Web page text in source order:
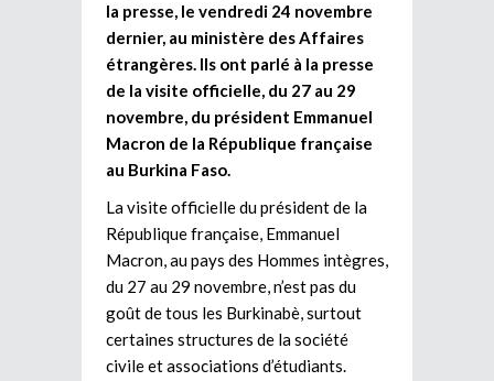
la presse, le vendredi 24 novembre
dernier, au ministère des Affaires
étrangères. Ils ont parlé à la presse
de la visite officielle, du 27 au 29
novembre, du président Emmanuel
Macron de la République française
au Burkina Faso.
La visite officielle du président de la
République française, Emmanuel
Macron, au pays des Hommes intègres,
du 27 au 29 novembre, n’est pas du
goût de tous les Burkinabè, surtout
certaines structures de la société
civile et associations d’étudiants.